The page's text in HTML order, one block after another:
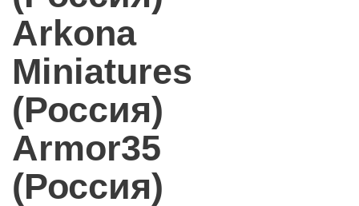
Arkona
Miniatures
(Россия)
Armor35
(Россия)